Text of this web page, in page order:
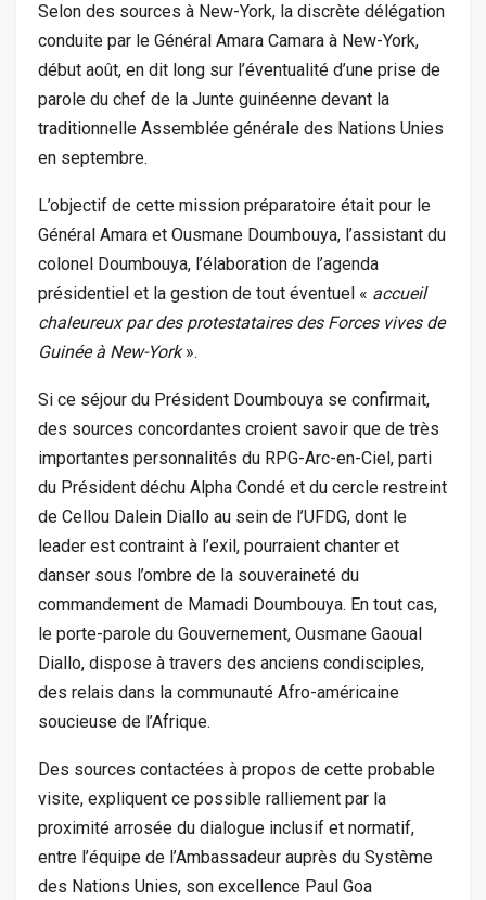
Selon des sources à New-York, la discrète délégation
conduite par le Général Amara Camara à New-York,
début août, en dit long sur l’éventualité d’une prise de
parole du chef de la Junte guinéenne devant la
traditionnelle Assemblée générale des Nations Unies
en septembre.
L’objectif de cette mission préparatoire était pour le
Général Amara et Ousmane Doumbouya, l’assistant du
colonel Doumbouya, l’élaboration de l’agenda
présidentiel et la gestion de tout éventuel « accueil
chaleureux par des protestataires des Forces vives de
Guinée à New-York».
Si ce séjour du Président Doumbouya se confirmait,
des sources concordantes croient savoir que de très
importantes personnalités du RPG-Arc-en-Ciel, parti
du Président déchu Alpha Condé et du cercle restreint
de Cellou Dalein Diallo au sein de l’UFDG, dont le
leader est contraint à l’exil, pourraient chanter et
danser sous l’ombre de la souveraineté du
commandement de Mamadi Doumbouya. En tout cas,
le porte-parole du Gouvernement, Ousmane Gaoual
Diallo, dispose à travers des anciens condisciples,
des relais dans la communauté Afro-américaine
soucieuse de l’Afrique.
Des sources contactées à propos de cette probable
visite, expliquent ce possible ralliement par la
proximité arrosée du dialogue inclusif et normatif,
entre l’équipe de l’Ambassadeur auprès du Système
des Nations Unies, son excellence Paul Goa